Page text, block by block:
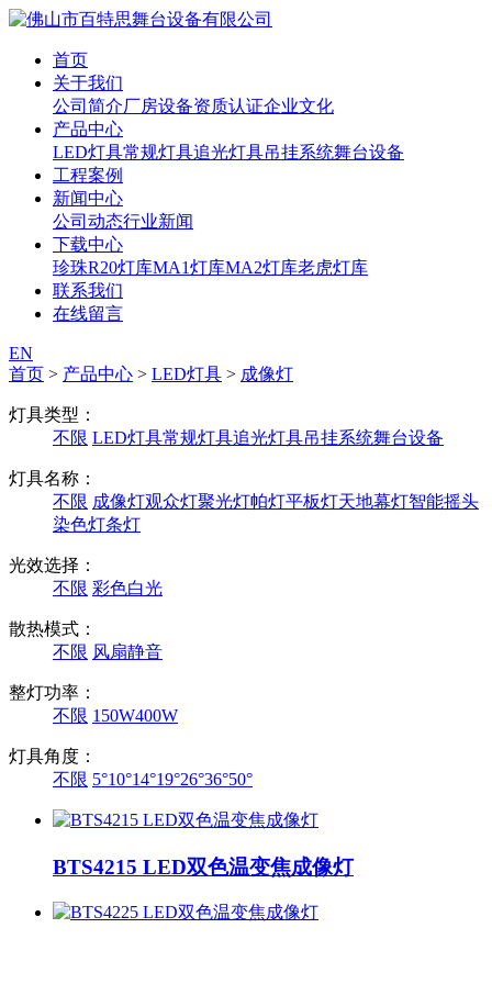
首页
关于我们
公司简介厂房设备资质认证企业文化
产品中心
LED灯具常规灯具追光灯具吊挂系统舞台设备
工程案例
新闻中心
公司动态行业新闻
下载中心
珍珠R20灯库MA1灯库MA2灯库老虎灯库
联系我们
在线留言
EN
首页 > 产品中心 > LED灯具 > 成像灯
灯具类型：
不限 LED灯具常规灯具追光灯具吊挂系统舞台设备
灯具名称：
不限 成像灯观众灯聚光灯帕灯平板灯天地幕灯智能摇头
染色灯条灯
光效选择：
不限 彩色白光
散热模式：
不限 风扇静音
整灯功率：
不限 150W400W
灯具角度：
不限 5°10°14°19°26°36°50°
BTS4215 LED双色温变焦成像灯